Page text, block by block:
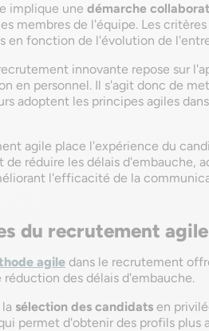
implique une démarche
membres de l'équipe. Les
en fonction de l'évolution de
innovante repose sur
en personnel. Il s'agit donc de
adoptent les principes agiles
agile place l'expérience du
de réduire les délais d'embauche,
l'efficacité de la
du recrutement agile
agile dans le recrutement
réduction des délais d'embauche.
sélection des candidats en
permet d'obtenir des profils plus